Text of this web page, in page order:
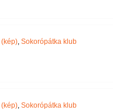
(kép), Sokorópátka klub
(kép), Sokorópátka klub